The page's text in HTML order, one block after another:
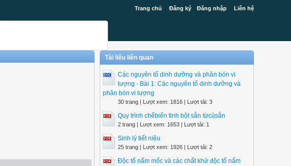
Trang chủ Đăng ký Đăng nhập Liên hệ
Tài liệu liên quan
Các nguyên tố dinh dưỡng và phân bón vi
lượng - Bài 1: Các nguyên tố dinh dưỡng và
phân bón vi lượng
30 trang | Lượt xem: 1816 | Lượt tải: 3
Quy trình chếbiến tinh bột sắn từcủsắn
2 trang | Lượt xem: 1653 | Lượt tải: 1
Sinh lý tiết niệu
25 trang | Lượt xem: 1926 | Lượt tải: 2
Độc tố nấm mốc và các chất khử độc tố nấm